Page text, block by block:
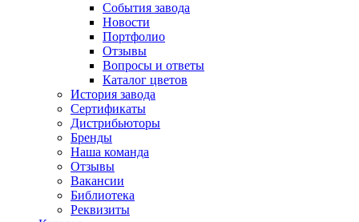
События завода
Новости
Портфолио
Отзывы
Вопросы и ответы
Каталог цветов
История завода
Сертификаты
Дистрибьюторы
Бренды
Наша команда
Отзывы
Вакансии
Библиотека
Реквизиты